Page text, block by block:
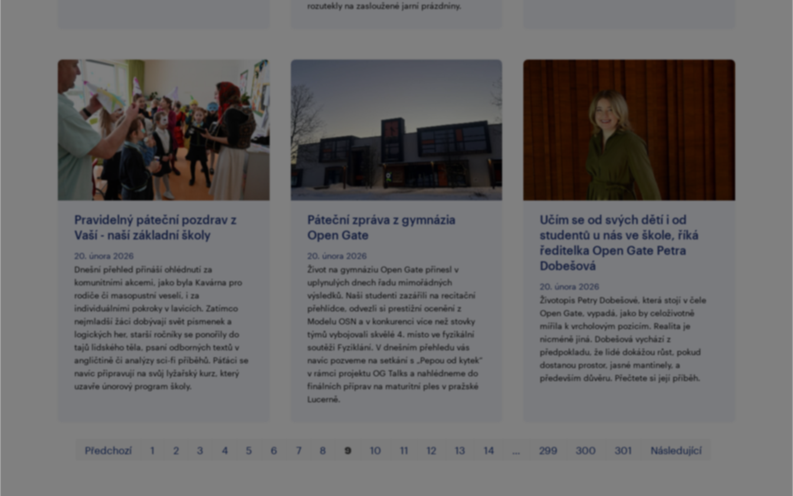
rozutekly na zasloužené jarní prázdniny.
Pravidelný páteční pozdrav z
Vaší - naší základní školy
20. února 2026
Dnešní přehled přináší ohlédnutí za
komunitními akcemi, jako byla Kavárna pro
rodiče či masopustní veselí, i za
individuálními pokroky v lavicích. Zatímco
nejmladší žáci dobývají svět písmenek a
logických her, starší ročníky se ponořily do
tajů lidského těla, psaní odborných textů v
angličtině či analýzy sci-fi příběhů. Páťáci se
navíc připravují na svůj lyžařský kurz, který
uzavře únorový program školy.
Páteční zpráva z gymnázia
Open Gate
20. února 2026
Život na gymnáziu Open Gate přinesl v
uplynulých dnech řadu mimořádných
výsledků. Naši studenti zazářili na recitační
přehlídce, odvezli si prestižní ocenění z
Modelu OSN a v konkurenci více než stovky
týmů vybojovali skvělé 4. místo ve fyzikální
soutěži Fyziklání. V dnešním přehledu vás
navíc pozveme na setkání s „Pepou od kytek“
v rámci projektu OG Talks a nahlédneme do
finálních příprav na maturitní ples v pražské
Lucerně.
Učím se od svých dětí i od
studentů u nás ve škole, říká
ředitelka Open Gate Petra
Dobešová
20. února 2026
Životopis Petry Dobešové, která stojí v čele
Open Gate, vypadá, jako by celoživotně
mířila k vrcholovým pozicím. Realita je
nicméně jiná. Dobešová vychází z
předpokladu, že lidé dokážou růst, pokud
dostanou prostor, jasné mantinely, a
především důvěru. Přečtete si její příběh.
Předchozí 1 2 3 4 5 6 7 8 9 10 11 12 13 14 299 300 301 Následující